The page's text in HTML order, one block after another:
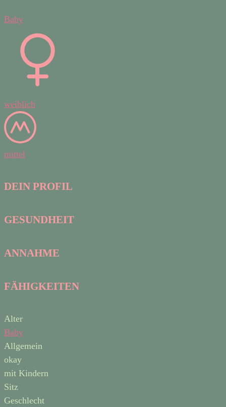
Baby
weiblich
mittel
DEIN PROFIL
GESUNDHEIT
ANNAHME
FÄHIGKEITEN
Alter
Baby
Allgemein
okay
mit Kindern
Sitz
Geschlecht